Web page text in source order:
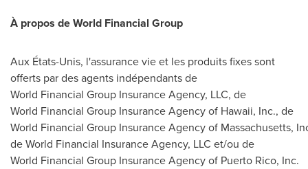
À propos de World Financial Group
Aux États-Unis, l'assurance vie et les produits fixes sont
offerts par des agents indépendants de
World Financial Group Insurance Agency, LLC, de
World Financial Group Insurance Agency of Hawaii, Inc., de
World Financial Group Insurance Agency of Massachusetts,
de World Financial Insurance Agency, LLC et/ou de
World Financial Group Insurance Agency of Puerto Rico, Inc.